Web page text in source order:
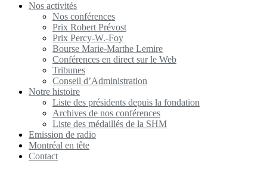
Nos activités
Nos conférences
Prix Robert Prévost
Prix Percy-W.-Foy
Bourse Marie-Marthe Lemire
Conférences en direct sur le Web
Tribunes
Conseil d’Administration
Notre histoire
Liste des présidents depuis la fondation
Archives de nos conférences
Liste des médaillés de la SHM
Emission de radio
Montréal en tête
Contact